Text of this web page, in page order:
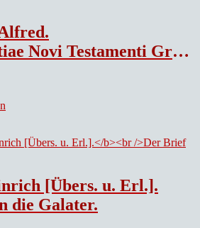
Handkonkordanz zum Griechischen Neuen Testament.
[Übers. u. Erl.].
die Galater.